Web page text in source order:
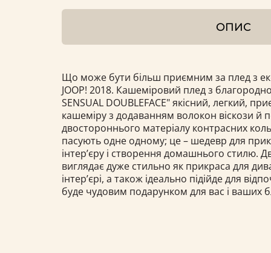
ОПИС
Що може бути більш приємним за плед з
JOOP! 2018. Кашеміровий плед з
SENSUAL DOUBLEFACE" якісний, легкий,
кашеміру з додаванням волокон віскози й
двостороннього матеріалу контрасних
пасують одне одному; це – шедевр для
інтер’єру і створення домашнього стилю.
виглядає дуже стильно як прикраса для
інтер’єрі, а також ідеально підійде для
буде чудовим подарунком для вас і ваших